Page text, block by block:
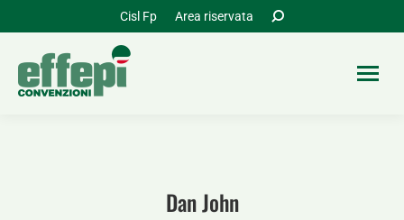
Cisl Fp Area riservata Cerca:
Dan John